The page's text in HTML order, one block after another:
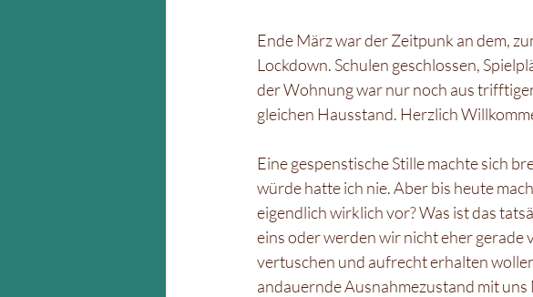
Ende März war der Zeitpunk an dem,
Lockdown. Schulen geschlossen,
der Wohnung war nur noch aus
gleichen Hausstand. Herzlich
Eine gespenstische Stille machte sich
würde hatte ich nie. Aber bis heute
eigendlich wirklich vor? Was ist das
eins oder werden wir nicht eher gerade
vertuschen und aufrecht erhalten
andauernde Ausnahmezustand mit